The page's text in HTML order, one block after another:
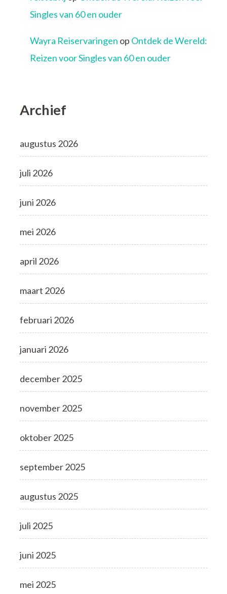
Singles van 60 en ouder
Wayra Reiservaringen op Ontdek de Wereld:
Reizen voor Singles van 60 en ouder
Archief
augustus 2026
juli 2026
juni 2026
mei 2026
april 2026
maart 2026
februari 2026
januari 2026
december 2025
november 2025
oktober 2025
september 2025
augustus 2025
juli 2025
juni 2025
mei 2025